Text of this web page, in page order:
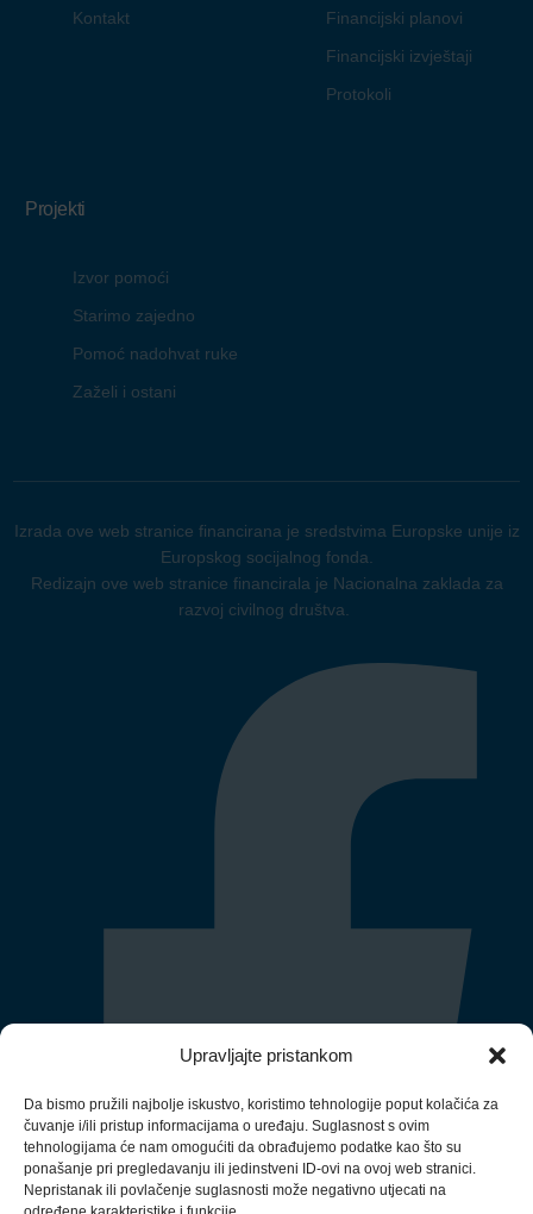
Upravljajte pristankom
Da bismo pružili najbolje iskustvo, koristimo tehnologije poput kolačića za
čuvanje i/ili pristup informacijama o uređaju. Suglasnost s ovim
tehnologijama će nam omogućiti da obrađujemo podatke kao što su
ponašanje pri pregledavanju ili jedinstveni ID-ovi na ovoj web stranici.
Nepristanak ili povlačenje suglasnosti može negativno utjecati na
Kontakt
Financijski planovi
Financijski izvještaji
Protokoli
Projekti
Izvor pomoći
Starimo zajedno
Pomoć nadohvat ruke
Zaželi i ostani
Izrada ove web stranice financirana je sredstvima Europske unije iz
Europskog socijalnog fonda.
Redizajn ove web stranice financirala je Nacionalna zaklada za
razvoj civilnog društva.